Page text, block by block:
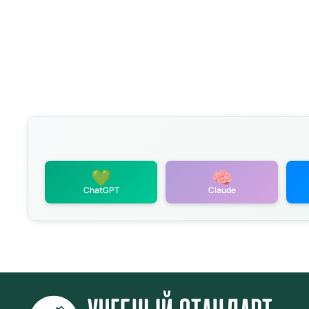
💚
ChatGPT
🧠
Claude